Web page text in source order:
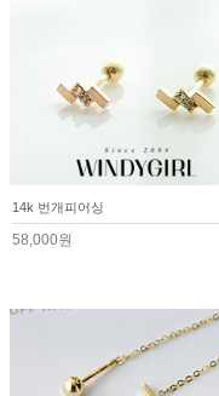
14k 번개피어싱
58,000원